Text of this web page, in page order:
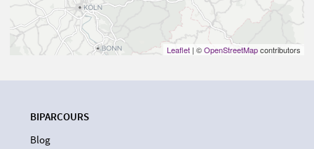
Leaflet | ©OpenStreetMapcontributors
BIPARCOURS
Blog